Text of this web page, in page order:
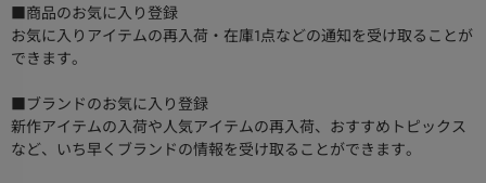
■商品のお気に入り登録
お気に入りアイテムの再入荷・在庫1点などの通知を受け取ることが
できます。
■ブランドのお気に入り登録
新作アイテムの入荷や人気アイテムの再入荷、おすすめトピックス
など、いち早くブランドの情報を受け取ることができます。